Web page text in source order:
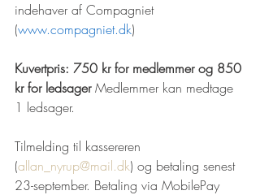
indehaver af Compagniet
(www.compagniet.dk)
Kuvertpris: 750 kr for medlemmer og 850
kr for ledsager Medlemmer kan medtage
1 ledsager.
Tilmelding til kassereren
(allan_nyrup@mail.dk) og betaling senest
23-september. Betaling via MobilePay